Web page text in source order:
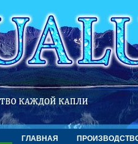
ГЛАВНАЯ